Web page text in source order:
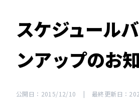
スケジュール
ンアップのお
公開日：2015/12/10 | 最終更新日：